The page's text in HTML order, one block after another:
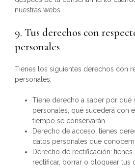
nuestras webs.
9. Tus derechos con
personales
Tienes los siguientes derechos con
personales:
Tiene derecho a saber por qué
personales, qué sucederá con
tiempo se conservarán.
Derecho de acceso: tienes
datos personales que
Derecho de rectificación:
rectificar, borrar o bloquear tus